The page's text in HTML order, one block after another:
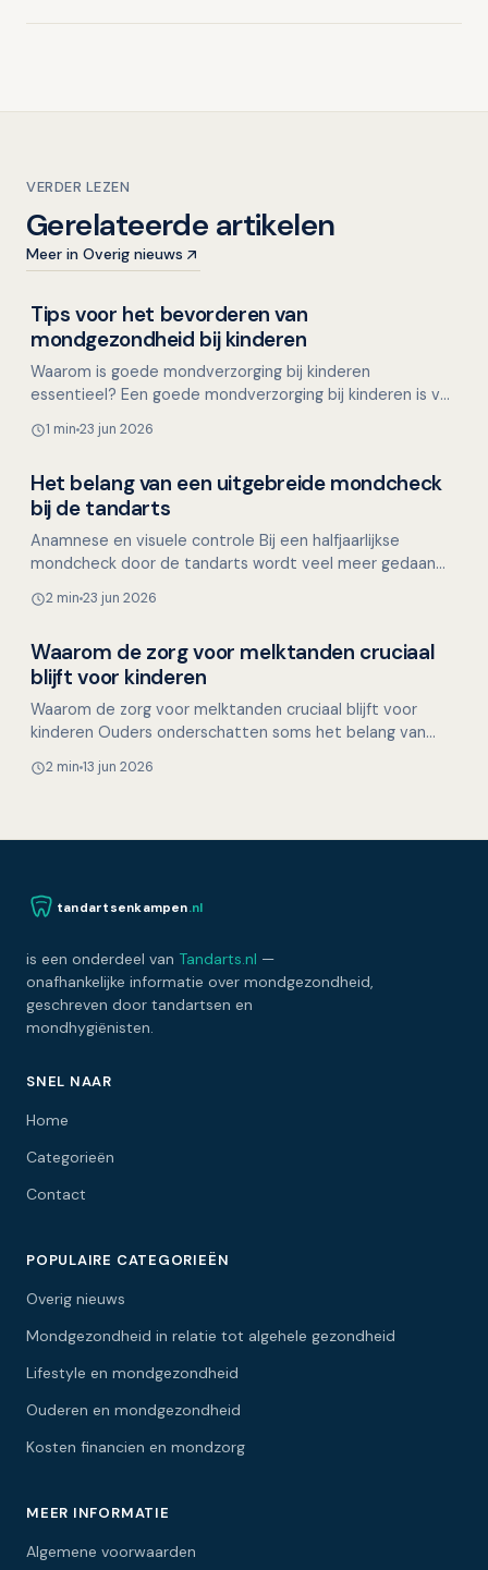
VERDER LEZEN
Gerelateerde artikelen
Meer in Overig nieuws
Overig nieuws
Tips voor het bevorderen van
mondgezondheid bij kinderen
Waarom is goede mondverzorging bij kinderen
essentieel? Een goede mondverzorging bij kinderen is van
dan vo…
1 min 23 jun 2026
Overig nieuws
Het belang van een uitgebreide mondcheck
bij de tandarts
Anamnese en visuele controle Bij een halfjaarlijkse
mondcheck door de tandarts wordt veel meer gedaan
uitgeb…
2 min 23 jun 2026
Overig nieuws
Waarom de zorg voor melktanden cruciaal
blijft voor kinderen
Waarom de zorg voor melktanden cruciaal blijft voor
kinderen Ouders onderschatten soms het belang van
Toch spe…
2 min 13 jun 2026
tandartsenkampen.nl
is een onderdeel van Tandarts.nl —
onafhankelijke informatie over mondgezondheid,
geschreven door tandartsen en
mondhygiënisten.
SNEL NAAR
Home
Categorieën
Contact
POPULAIRE CATEGORIEËN
Overig nieuws
Mondgezondheid in relatie tot algehele gezondheid
Lifestyle en mondgezondheid
Ouderen en mondgezondheid
Kosten financien en mondzorg
MEER INFORMATIE
Algemene voorwaarden